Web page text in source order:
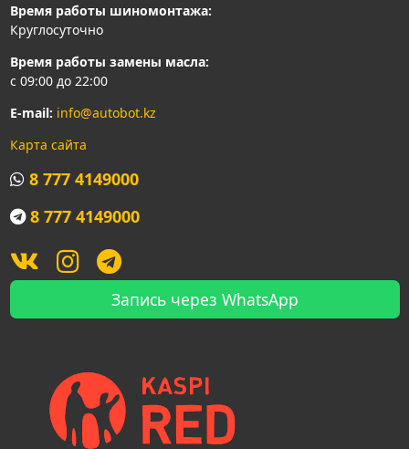
Время работы шиномонтажа:
Круглосуточно
Время работы замены масла:
с 09:00 до 22:00
E-mail: info@autobot.kz
Карта сайта
8 777 4149000
8 777 4149000
Запись через WhatsApp